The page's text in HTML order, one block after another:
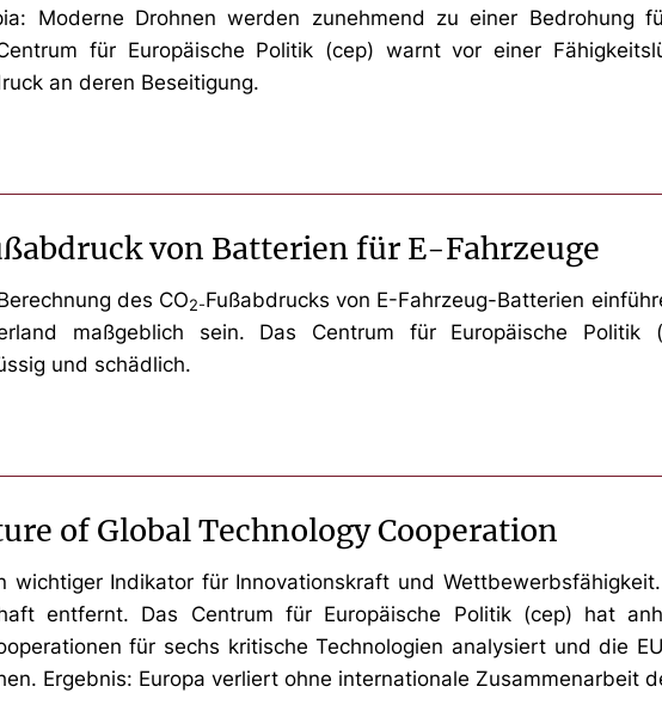
Moderne Drohnen werden zunehmend zu einer
für Europäische Politik (cep) warnt vor einer
an deren Beseitigung.
von Batterien für E-Fahrzeuge
des CO2-Fußabdrucks von E-Fahrzeug-Batterien
maßgeblich sein. Das Centrum für Europäische
und schädlich.
of Global Technology Cooperation
wichtiger Indikator für Innovationskraft und
entfernt. Das Centrum für Europäische Politik (cep) hat
für sechs kritische Technologien analysiert und die
Ergebnis: Europa verliert ohne internationale Zusammenarbeit